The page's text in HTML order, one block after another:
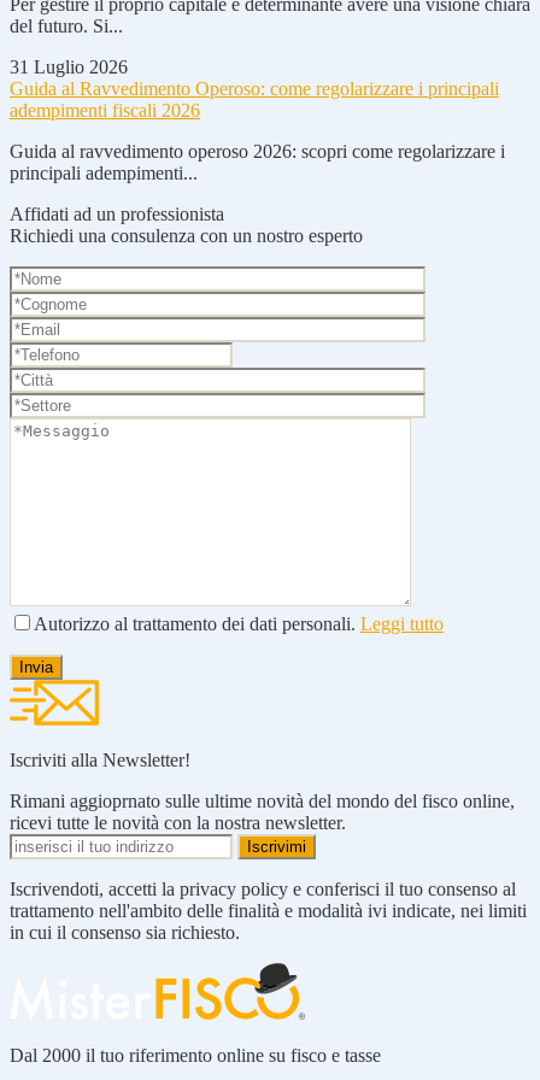
del futuro. Si...
31 Luglio 2026
Guida al Ravvedimento Operoso: come regolarizzare i principali
adempimenti fiscali 2026
Guida al ravvedimento operoso 2026: scopri come regolarizzare i
principali adempimenti...
Affidati ad un professionista
Richiedi una consulenza con un nostro esperto
Autorizzo al trattamento dei dati personali. Leggi tutto
Iscriviti alla Newsletter!
Rimani aggioprnato sulle ultime novità del mondo del fisco online,
ricevi tutte le novità con la nostra newsletter.
Iscrivendoti, accetti la privacy policy e conferisci il tuo consenso al
trattamento nell'ambito delle finalità e modalità ivi indicate, nei limiti
in cui il consenso sia richiesto.
Dal 2000 il tuo riferimento online su fisco e tasse